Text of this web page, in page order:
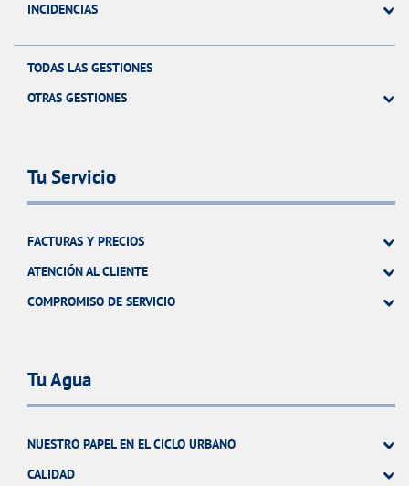
INCIDENCIAS
TODAS LAS GESTIONES
OTRAS GESTIONES
Tu Servicio
FACTURAS Y PRECIOS
ATENCIÓN AL CLIENTE
COMPROMISO DE SERVICIO
Tu Agua
NUESTRO PAPEL EN EL CICLO URBANO
CALIDAD